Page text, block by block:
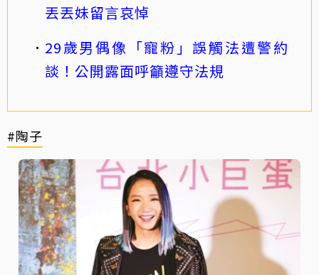
丟丟妹留言哀悼
29歲男偶像「寵粉」誤觸法遭警約
談！公開露面呼籲遵守法規
#陶子